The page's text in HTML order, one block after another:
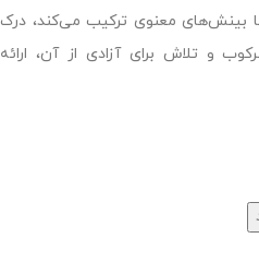
بینش‌های معنوی ترکیب می‌کند، درک
و تلاش برای آزادی از آن، ارائه